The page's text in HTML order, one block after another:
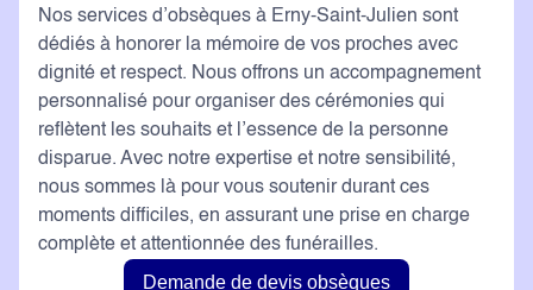
Nos services d’obsèques à Erny-Saint-Julien sont
dédiés à honorer la mémoire de vos proches avec
dignité et respect. Nous offrons un accompagnement
personnalisé pour organiser des cérémonies qui
reflètent les souhaits et l’essence de la personne
disparue. Avec notre expertise et notre sensibilité,
nous sommes là pour vous soutenir durant ces
moments difficiles, en assurant une prise en charge
complète et attentionnée des funérailles.
Demande de devis obsèques